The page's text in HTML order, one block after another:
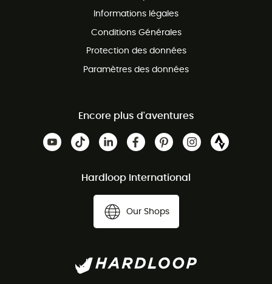
Informations légales
Conditions Générales
Protection des données
Paramètres des données
Encore plus d'aventures
Hardloop International
Our Shops